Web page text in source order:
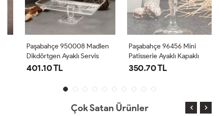
Paşabahçe 950008 Madlen
Dikdörtgen Ayaklı Servis
Tabağı
401.10 TL
Paşabahçe 96456 Mini
Patisserie Ayaklı Kapaklı
Fanus
350.70 TL
Çok Satan Ürünler